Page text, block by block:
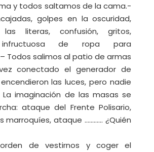
y todos saltamos de la cama.-
golpes en la oscuridad,
literas, confusión, gritos,
infructuosa de ropa para
Todos salimos al patio de armas
conectado el generador de
las luces, pero nadie
imaginación de las masas se
ataque del Frente Polisario,
marroquíes, ataque ………… ¿Quién
de vestirnos y coger el